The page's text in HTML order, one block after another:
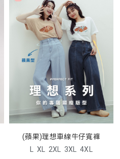
(蘋果)理想車線牛仔寬褲
L XL 2XL 3XL 4XL